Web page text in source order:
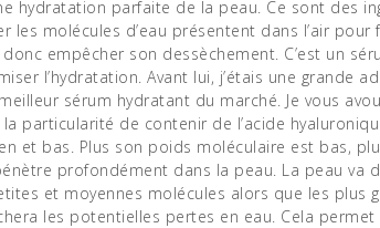
hydratation parfaite de la peau. Ce sont des
les molécules d’eau présentent dans l’air
empêcher son dessèchement. C’est un
l’hydratation. Avant lui, j’étais une grande
sérum hydratant du marché. Je vous
particularité de contenir de l’acide
et bas. Plus son poids moléculaire est bas,
profondément dans la peau. La peau va
et moyennes molécules alors que les plus
les potentielles pertes en eau. Cela